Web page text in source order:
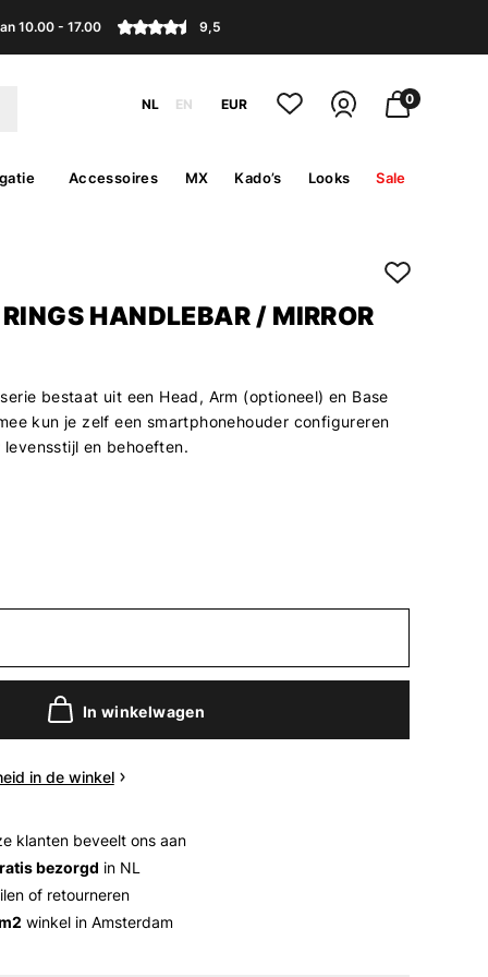
10.00 - 17.00 9,5
NL EN EUR 0
Accessoires MX Kado’s Looks Sale
HANDLEBAR / MIRROR
bestaat uit een Head, Arm (optioneel) en Base
kun je zelf een smartphonehouder configureren
en behoeften.
In winkelwagen
in de winkel
klanten beveelt ons aan
bezorgd in NL
of retourneren
winkel in Amsterdam